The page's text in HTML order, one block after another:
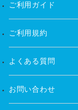
ご利用ガイド
ご利用規約
よくある質問
お問い合わせ